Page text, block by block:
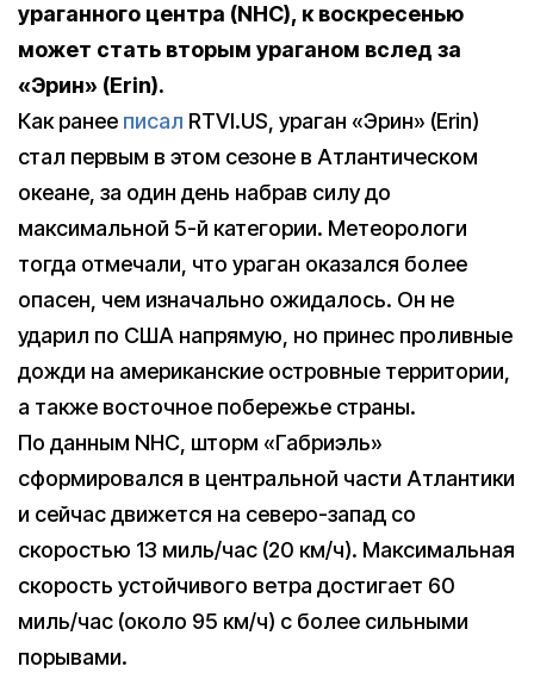
ураганного центра (NHC), к воскресенью
может стать вторым ураганом вслед за
«Эрин» (Erin).
Как ранее писал RTVI.US, ураган «Эрин» (Erin)
стал первым в этом сезоне в Атлантическом
океане, за один день набрав силу до
максимальной 5-й категории. Метеорологи
тогда отмечали, что ураган оказался более
опасен, чем изначально ожидалось. Он не
ударил по США напрямую, но принес проливные
дожди на американские островные территории,
а также восточное побережье страны.
По данным NHC, шторм «Габриэль»
сформировался в центральной части Атлантики
и сейчас движется на северо-запад со
скоростью 13 миль/час (20 км/ч). Максимальная
скорость устойчивого ветра достигает 60
миль/час (около 95 км/ч) с более сильными
порывами.